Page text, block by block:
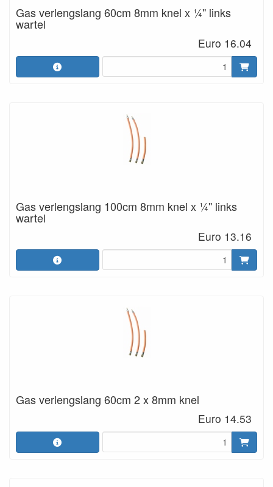
Gas verlengslang 60cm 8mm knel x ¼'' links
wartel
Euro 16.04
Gas verlengslang 100cm 8mm knel x ¼'' links
wartel
Euro 13.16
Gas verlengslang 60cm 2 x 8mm knel
Euro 14.53